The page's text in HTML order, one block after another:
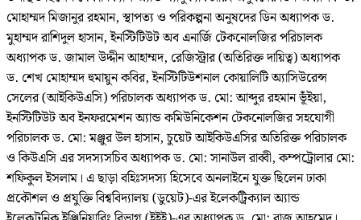
মোহাম্মদ মিজানুর রহমান, স্থাপত্য ও পরিকল্পনা অনুষদের ডিন অধ্যাপক ড.
মুহাম্মদ রাশিদুল হাসান, ইনস্টিটিউট অব এনার্জি টেকনোলজির পরিচালক
অধ্যাপক ড. জামাল উদ্দীন আহাম্মদ, রেজিস্ট্রার (অতিরিক্ত দায়িত্ব) অধ্যাপক
ড. শেখ মোহাম্মদ হুমায়ুন কবির, ইনস্টিটিউশনাল কোয়ালিটি অ্যাসিউরেন্স
সেলের (আইকিউএসি) পরিচালক অধ্যাপক ড. মো: আব্দুর রহমান ভূঁঁইয়া,
ইনস্টিটিউট অব ইনফরমেশন অ্যান্ড কমিউনিকেশন টেকনোলজির সহযোগী
পরিচালক ড. মো: মঞ্জুর উল হাসান, চুয়েট আইকিউএসির অতিরিক্ত পরিচালক
ও কিউএসি এর সদস্যসচিব অধ্যাপক ড. মো: সানাউল রাব্বী, কম্পট্রোলার মো:
শফিকুল ইসলাম। এ ছাড়া বহিঃসদস্য হিসেবে অনলাইনে যুক্ত ছিলেন ঢাকা
প্রকৌশল ও প্রযুক্তি বিশ্ববিদ্যালয় (ডুয়েট)-এর ইলেকট্রিক্যাল অ্যান্ড